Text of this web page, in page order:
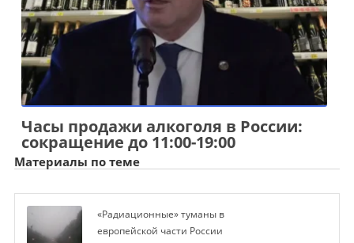
Часы продажи алкоголя в России:
сокращение до 11:00-19:00
Материалы по теме
«Радиационные» туманы в
европейской части России